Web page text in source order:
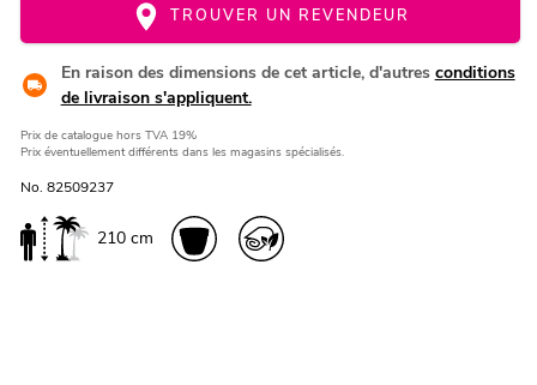
TROUVER UN REVENDEUR
En raison des dimensions de cet article, d'autres conditions
de livraison s'appliquent.
Prix de catalogue hors TVA 19%
Prix éventuellement différents dans les magasins spécialisés.
No. 82509237
210 cm